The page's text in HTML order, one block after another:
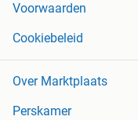
Voorwaarden
Cookiebeleid
Over Marktplaats
Perskamer